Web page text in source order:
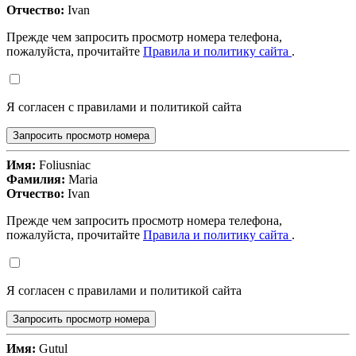
Отчество: Ivan
Прежде чем запросить просмотр номера телефона,
пожалуйста, прочитайте Правила и политику сайта .
Я согласен с правилами и политикой сайта
Запросить просмотр номера
Имя: Foliusniac
Фамилия: Maria
Отчество: Ivan
Прежде чем запросить просмотр номера телефона,
пожалуйста, прочитайте Правила и политику сайта .
Я согласен с правилами и политикой сайта
Запросить просмотр номера
Имя: Gutul